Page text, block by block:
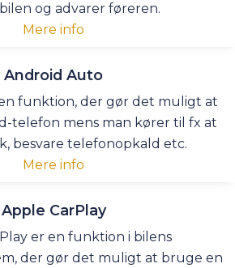
og advarer føreren.
Mere info
Android Auto
funktion, der gør det muligt at
telefon mens man kører til fx at
besvare telefonopkald etc.
Mere info
Apple CarPlay
er en funktion i bilens
der gør det muligt at bruge en